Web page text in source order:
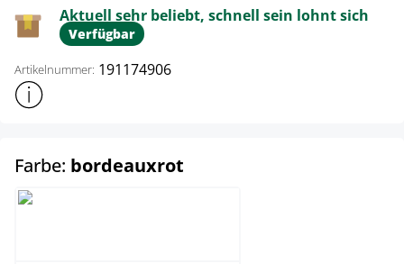
Aktuell sehr beliebt, schnell sein lohnt sich
Verfügbar
Artikelnummer: 191174906
Weitere Produktinformationen anzeigen
Farbe: bordeauxrot